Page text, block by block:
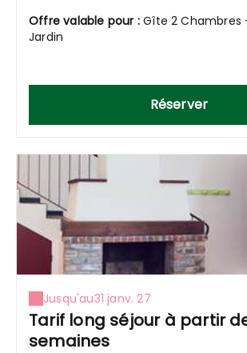
Offre valable pour :Gîte 2 Chambres
Jardin
Réserver
Jusqu'au31 janv. 27
Tarif long séjour à partir
semaines